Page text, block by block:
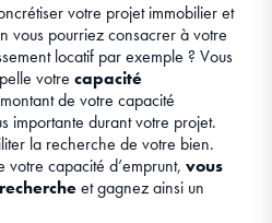
votre projet immobilier et
vous pourriez consacrer à votre
locatif par exemple ? Vous
votre capacité
de votre capacité
importante durant votre projet.
la recherche de votre bien.
capacité d’emprunt, vous
et gagnez ainsi un